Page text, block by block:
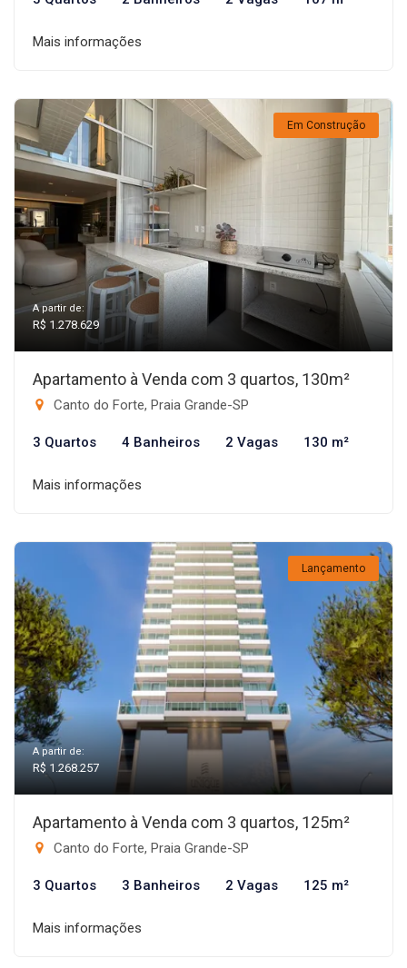
Mais informações
Em Construção
A partir de:
R$ 1.278.629
Apartamento à Venda com 3 quartos, 130m²
Canto do Forte, Praia Grande-SP
3 Quartos 4 Banheiros 2 Vagas 130 m²
Mais informações
Lançamento
A partir de:
R$ 1.268.257
Apartamento à Venda com 3 quartos, 125m²
Canto do Forte, Praia Grande-SP
3 Quartos 3 Banheiros 2 Vagas 125 m²
Mais informações